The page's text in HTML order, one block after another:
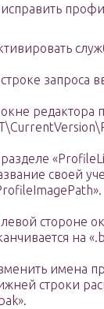
запроса
редактора
своей
стороне
на
имена
строки